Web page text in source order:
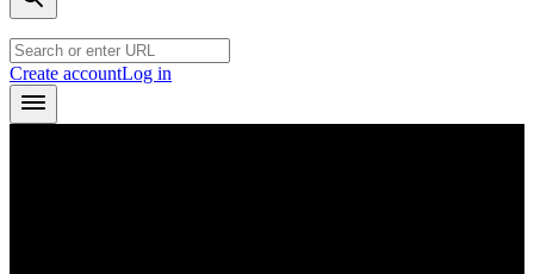
Create accountLog in